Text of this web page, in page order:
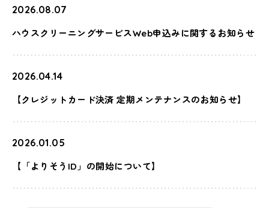
2026.08.07
ハウスクリーニングサービスWeb申込みに関するお知らせ
2026.04.14
【クレジットカード決済 定期メンテナンスのお知らせ】
2026.01.05
【「よりそうID」の開始について】